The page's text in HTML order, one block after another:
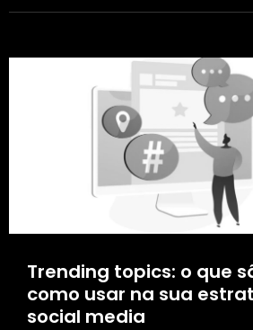
Trending topics: o que
como usar na sua
social media